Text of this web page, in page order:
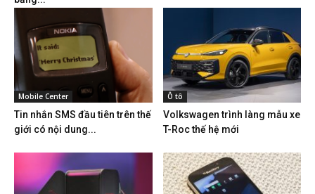
Mobile Center
Tin nhắn SMS đầu tiên trên thế
giới có nội dung...
Ô tô
Volkswagen trình làng mẫu xe
T-Roc thế hệ mới